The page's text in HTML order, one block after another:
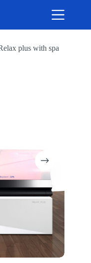
plus with spa